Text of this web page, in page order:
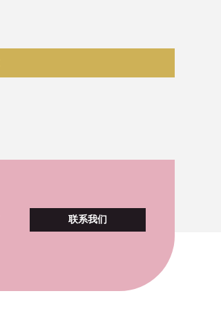
联系我们